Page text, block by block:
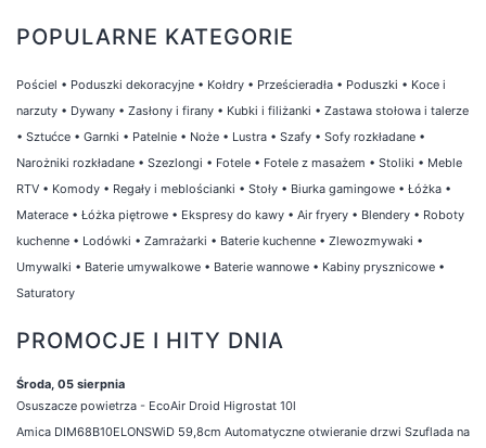
POPULARNE KATEGORIE
Pościel • Poduszki dekoracyjne • Kołdry • Prześcieradła • Poduszki • Koce i
narzuty • Dywany • Zasłony i firany • Kubki i filiżanki • Zastawa stołowa i talerze
• Sztućce • Garnki • Patelnie • Noże • Lustra • Szafy • Sofy rozkładane •
Narożniki rozkładane • Szezlongi • Fotele • Fotele z masażem • Stoliki • Meble
RTV • Komody • Regały i meblościanki • Stoły • Biurka gamingowe • Łóżka •
Materace • Łóżka piętrowe • Ekspresy do kawy • Air fryery • Blendery • Roboty
kuchenne • Lodówki • Zamrażarki • Baterie kuchenne • Zlewozmywaki •
Umywalki • Baterie umywalkowe • Baterie wannowe • Kabiny prysznicowe •
Saturatory
PROMOCJE I HITY DNIA
Środa, 05 sierpnia
Osuszacze powietrza - EcoAir Droid Higrostat 10l
Amica DIM68B10ELONSWiD 59,8cm Automatyczne otwieranie drzwi Szuflada na